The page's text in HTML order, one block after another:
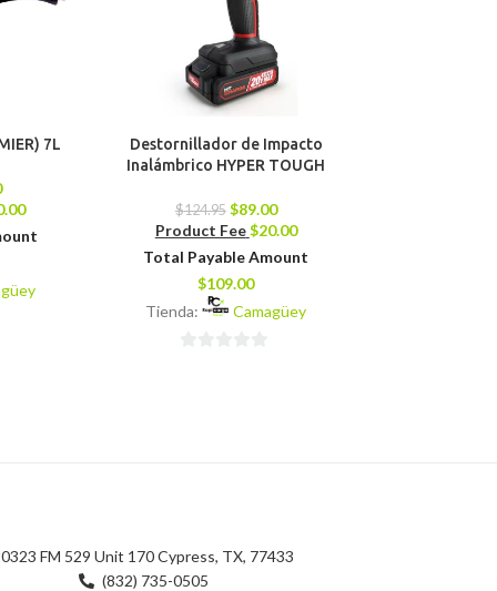
7L
Destornillador de Impacto
Inalámbrico HYPER TOUGH
$124.95 $89.00
Product Fee$20.00
Total Payable Amount
$109.00
Tienda:
Camagüey
FM 529 Unit 170 Cypress, TX, 77433
(832) 735-0505